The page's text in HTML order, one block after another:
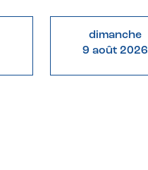
dimanche
9 août 2026